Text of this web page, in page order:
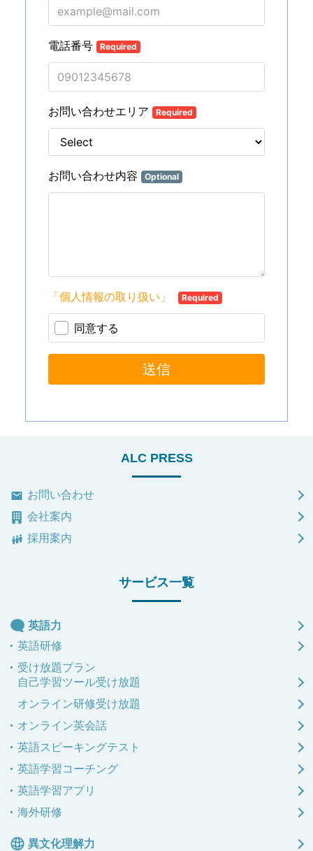
ALC PRESS
お問い合わせ
会社案内
採用案内
サービス一覧
英語力
英語研修
受け放題プラン
自己学習ツール受け放題
オンライン研修受け放題
オンライン英会話
英語スピーキングテスト
英語学習コーチング
英語学習アプリ
海外研修
異文化理解力